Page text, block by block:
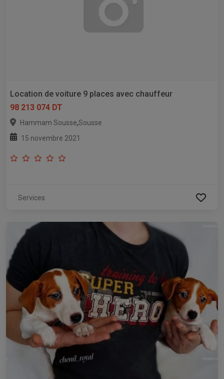
Location de voiture 9 places avec chauffeur
98 213 074 DT
Hammam Sousse,Sousse
15 novembre 2021
Services